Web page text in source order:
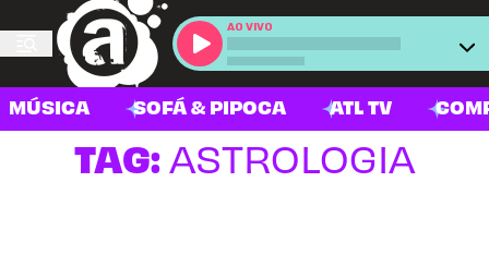
AO VIVO
MÚSICA SOFÁ & PIPOCA ATL TV
TAG: ASTROLOGIA